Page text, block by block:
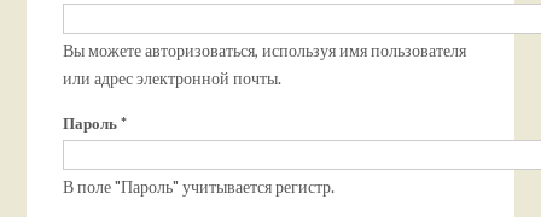
Вы можете авторизоваться, используя имя пользователя
или адрес электронной почты.
Пароль*
В поле "Пароль" учитывается регистр.